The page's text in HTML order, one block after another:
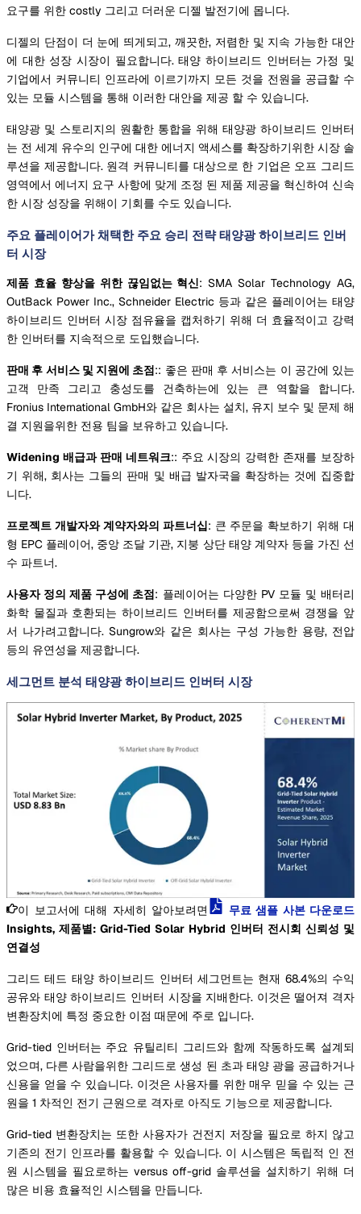
요구를 위한 costly 그리고 더러운 디젤 발전기에 몹니다.
디젤의 단점이 더 눈에 띄게되고, 깨끗한, 저렴한 및 지속 가능한 대안
에 대한 성장 시장이 필요합니다. 태양 하이브리드 인버터는 가정 및
기업에서 커뮤니티 인프라에 이르기까지 모든 것을 전원을 공급할 수
있는 모듈 시스템을 통해 이러한 대안을 제공 할 수 있습니다.
태양광 및 스토리지의 원활한 통합을 위해 태양광 하이브리드 인버터
는 전 세계 유수의 인구에 대한 에너지 액세스를 확장하기위한 시장 솔
루션을 제공합니다. 원격 커뮤니티를 대상으로 한 기업은 오프 그리드
영역에서 에너지 요구 사항에 맞게 조정 된 제품 제공을 혁신하여 신속
한 시장 성장을 위해이 기회를 수도 있습니다.
주요 플레이어가 채택한 주요 승리 전략 태양광 하이브리드 인버
터 시장
제품 효율 향상을 위한 끊임없는 혁신: SMA Solar Technology AG,
OutBack Power Inc., Schneider Electric 등과 같은 플레이어는 태양
하이브리드 인버터 시장 점유율을 캡처하기 위해 더 효율적이고 강력
한 인버터를 지속적으로 도입했습니다.
판매 후 서비스 및 지원에 초점:: 좋은 판매 후 서비스는 이 공간에 있는
고객 만족 그리고 충성도를 건축하는에 있는 큰 역할을 합니다.
Fronius International GmbH와 같은 회사는 설치, 유지 보수 및 문제 해
결 지원을위한 전용 팀을 보유하고 있습니다.
Widening 배급과 판매 네트워크:: 주요 시장의 강력한 존재를 보장하
기 위해, 회사는 그들의 판매 및 배급 발자국을 확장하는 것에 집중합
니다.
프로젝트 개발자와 계약자와의 파트너십: 큰 주문을 확보하기 위해 대
형 EPC 플레이어, 중앙 조달 기관, 지붕 상단 태양 계약자 등을 가진 선
수 파트너.
사용자 정의 제품 구성에 초점: 플레이어는 다양한 PV 모듈 및 배터리
화학 물질과 호환되는 하이브리드 인버터를 제공함으로써 경쟁을 앞
서 나가려고합니다. Sungrow와 같은 회사는 구성 가능한 용량, 전압
등의 유연성을 제공합니다.
세그먼트 분석 태양광 하이브리드 인버터 시장
이 보고서에 대해 자세히 알아보려면
무료 샘플 사본 다운로드
Insights, 제품별: Grid-Tied Solar Hybrid 인버터 전시회 신뢰성 및
연결성
그리드 테드 태양 하이브리드 인버터 세그먼트는 현재 68.4%의 수익
공유와 태양 하이브리드 인버터 시장을 지배한다. 이것은 떨어져 격자
변환장치에 특정 중요한 이점 때문에 주로 입니다.
Grid-tied 인버터는 주요 유틸리티 그리드와 함께 작동하도록 설계되
었으며, 다른 사람을위한 그리드로 생성 된 초과 태양 광을 공급하거나
신용을 얻을 수 있습니다. 이것은 사용자를 위한 매우 믿을 수 있는 근
원을 1 차적인 전기 근원으로 격자로 아직도 기능으로 제공합니다.
Grid-tied 변환장치는 또한 사용자가 건전지 저장을 필요로 하지 않고
기존의 전기 인프라를 활용할 수 있습니다. 이 시스템은 독립적 인 전
원 시스템을 필요로하는 versus off-grid 솔루션을 설치하기 위해 더
많은 비용 효율적인 시스템을 만듭니다.